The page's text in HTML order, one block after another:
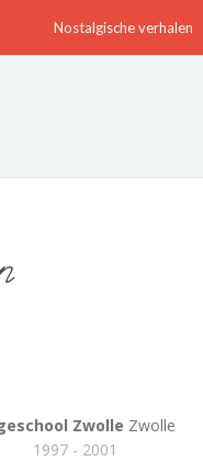
Nostalgische verhalen
Zwolle Zwolle
1997 - 2001